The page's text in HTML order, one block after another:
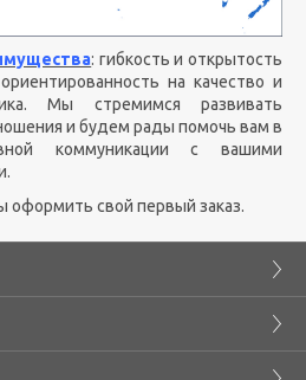
: гибкость и открытость
на качество и
Мы стремимся развивать
и будем рады помочь вам в
коммуникации с вашими
оформить свой первый заказ.